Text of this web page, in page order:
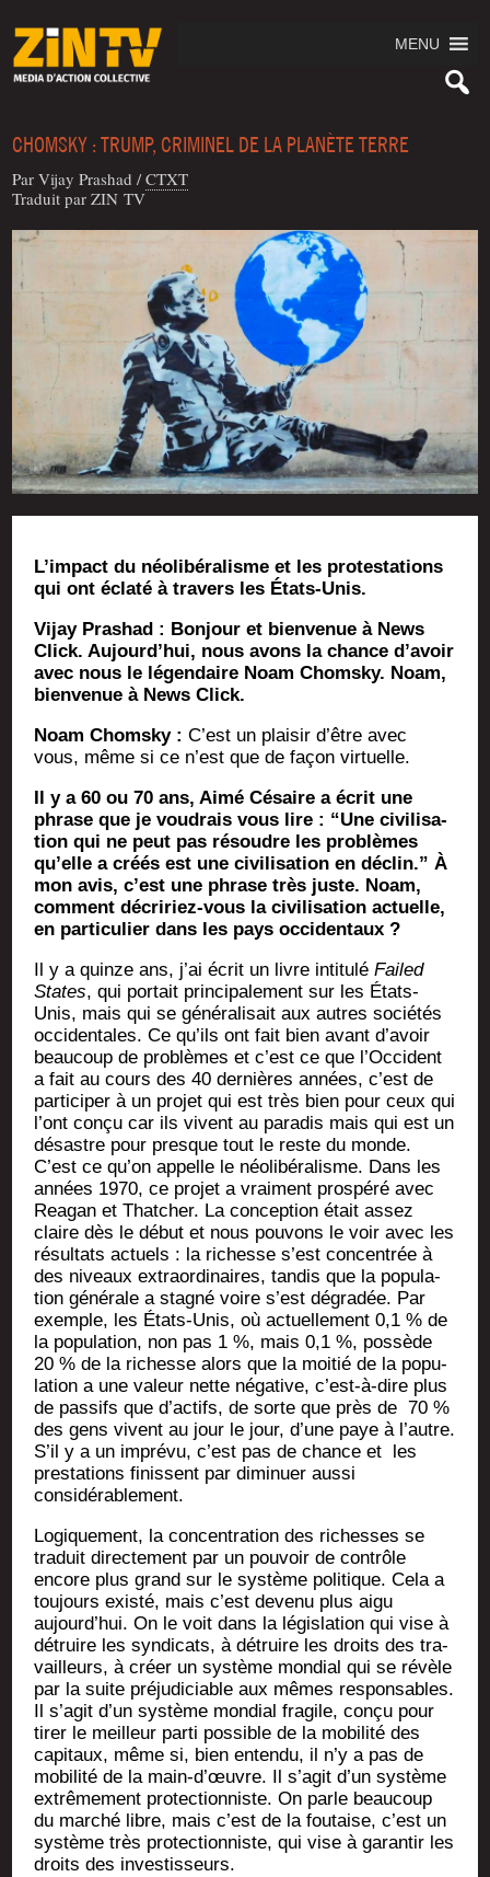
MENU
CHOMSKY : TRUMP, CRIMINEL DE LA PLANÈTE TERRE
Par Vijay Prashad /CTXT
Tra­duit par ZIN TV
L’im­pact du néo­li­bé­ra­lisme et les pro­tes­ta­tions
qui ont écla­té à tra­vers les États-Unis.
Vijay Pra­shad : Bon­jour et bien­ve­nue à News
Click. Aujourd’­hui, nous avons la chance d’a­voir
avec nous le légen­daire Noam Chom­sky. Noam,
bien­ve­nue à News Click.
Noam Chom­sky : C’est un plai­sir d’être avec
vous, même si ce n’est que de façon virtuelle.
Il y a 60 ou 70 ans, Aimé Césaire a écrit une
phrase que je vou­drais vous lire : “Une civi­li­sa­
tion qui ne peut pas résoudre les pro­blèmes
qu’elle a créés est une civi­li­sa­tion en déclin.” À
mon avis, c’est une phrase très juste. Noam,
com­ment décri­riez-vous la civi­li­sa­tion actuelle,
en par­ti­cu­lier dans les pays occidentaux ?
Il y a quinze ans, j’ai écrit un livre inti­tu­léFai­led
States, qui por­tait prin­ci­pa­le­ment sur les États-
Unis, mais qui se géné­ra­li­sait aux autres socié­tés
occi­den­tales. Ce qu’ils ont fait bien avant d’a­voir
beau­coup de pro­blèmes et c’est ce que l’Oc­ci­dent
a fait au cours des 40 der­nières années, c’est de
par­ti­ci­per à un pro­jet qui est très bien pour ceux qui
l’ont conçu car ils vivent au para­dis mais qui est un
désastre pour presque tout le reste du monde.
C’est ce qu’on appelle le néo­li­bé­ra­lisme. Dans les
années 1970, ce pro­jet a vrai­ment pros­pé­ré avec
Rea­gan et That­cher. La concep­tion était assez
claire dès le début et nous pou­vons le voir avec les
résul­tats actuels : la richesse s’est concen­trée à
des niveaux extra­or­di­naires, tan­dis que la popu­la­
tion géné­rale a stag­né voire s’est dégra­dée. Par
exemple, les États-Unis, où actuel­le­ment 0,1 % de
la popu­la­tion, non pas 1 %, mais 0,1 %, pos­sède
20 % de la richesse alors que la moi­tié de la popu­
la­tion a une valeur nette néga­tive, c’est-à-dire plus
de pas­sifs que d’ac­tifs, de sorte que près de 70 %
des gens vivent au jour le jour, d’une paye à l’autre.
S’il y a un impré­vu, c’est pas de chance et les
pres­ta­tions finissent par dimi­nuer aus­si
considérablement.
Logi­que­ment, la concen­tra­tion des richesses se
tra­duit direc­te­ment par un pou­voir de contrôle
encore plus grand sur le sys­tème poli­tique. Cela a
tou­jours exis­té, mais c’est deve­nu plus aigu
aujourd’­hui. On le voit dans la légis­la­tion qui vise à
détruire les syn­di­cats, à détruire les droits des tra­
vailleurs, à créer un sys­tème mon­dial qui se révèle
par la suite pré­ju­di­ciable aux mêmes res­pon­sables.
Il s’a­git d’un sys­tème mon­dial fra­gile, conçu pour
tirer le meilleur par­ti pos­sible de la mobi­li­té des
capi­taux, même si, bien enten­du, il n’y a pas de
mobi­li­té de la main-d’œuvre. Il s’a­git d’un sys­tème
extrê­me­ment pro­tec­tion­niste. On parle beau­coup
du mar­ché libre, mais c’est de la fou­taise, c’est un
sys­tème très pro­tec­tion­niste, qui vise à garan­tir les
droits des investisseurs.